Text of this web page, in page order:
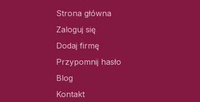
Strona główna
Zaloguj się
Dodaj firmę
Przypomnij hasło
Blog
Kontakt